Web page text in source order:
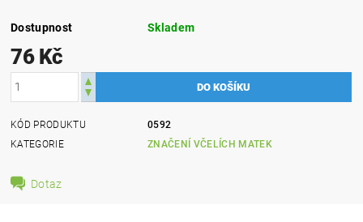
Dostupnost Skladem
76 Kč
KÓD PRODUKTU
0592
KATEGORIE
ZNAČENÍ VČELÍCH MATEK
Dotaz